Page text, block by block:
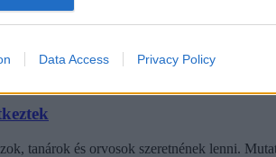
Data Access Privacy Policy
tanárok és orvosok szeretnének lenni.